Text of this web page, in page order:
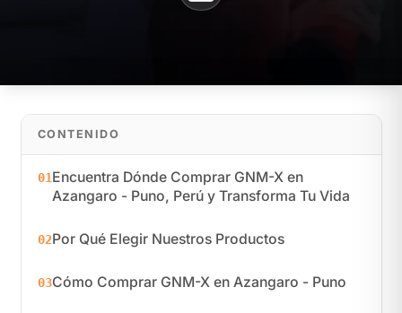
CONTENIDO
01Encuentra Dónde Comprar GNM-X en
Azangaro - Puno, Perú y Transforma Tu Vida
02Por Qué Elegir Nuestros Productos
03Cómo Comprar GNM-X en Azangaro - Puno